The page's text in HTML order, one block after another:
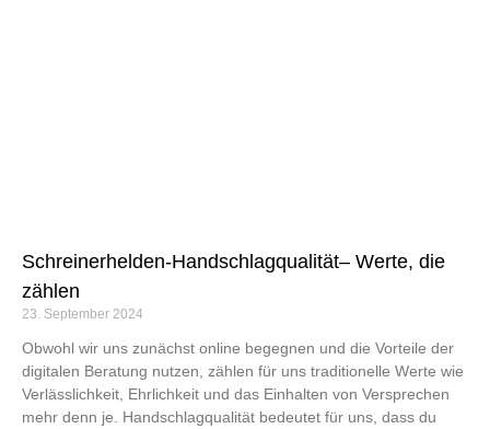
Schreinerhelden-Handschlagqualität– Werte, die
zählen
23. September 2024
Obwohl wir uns zunächst online begegnen und die Vorteile der
digitalen Beratung nutzen, zählen für uns traditionelle Werte wie
Verlässlichkeit, Ehrlichkeit und das Einhalten von Versprechen
mehr denn je. Handschlagqualität bedeutet für uns, dass du